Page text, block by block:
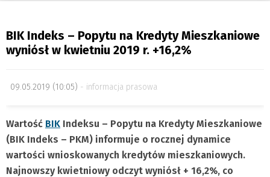
BIK Indeks – Popytu na Kredyty Mieszkaniowe
wyniósł w kwietniu 2019 r. +16,2%
09.05.2019 (10:05) informacja prasowa
Wartość BIK Indeksu – Popytu na Kredyty Mieszkaniowe
(BIK Indeks – PKM) informuje o rocznej dynamice
wartości wnioskowanych kredytów mieszkaniowych.
Najnowszy kwietniowy odczyt wyniósł + 16,2%, co